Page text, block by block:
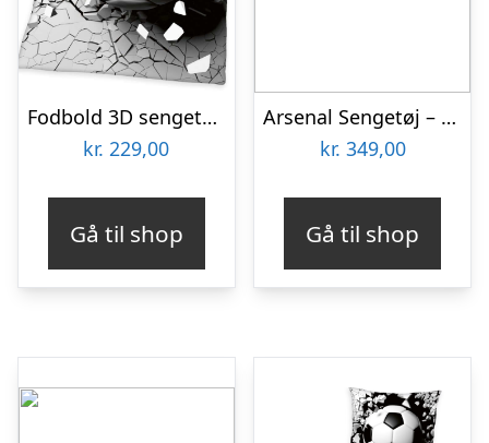
Fodbold 3D sengetøj i 100% bomuld 140×200 cm
kr. 229,00
Gå til shop
Arsenal Sengetøj – 150 x 210 cm
kr. 349,00
Gå til shop